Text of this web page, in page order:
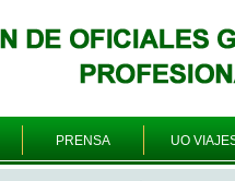
PRENSA UO